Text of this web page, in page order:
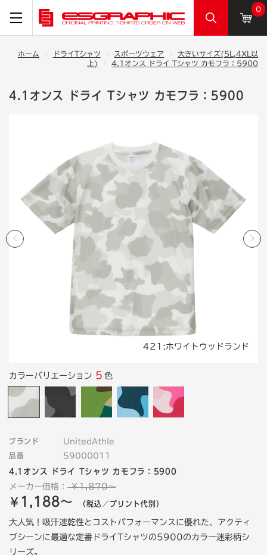
0
ホーム ドライTシャツ スポーツウェア
大きいサイズ(5L,4XL以
上)
4.1オンス ドライ Tシャツ カモフラ：5900
4.1オンス ドライ Tシャツ カモフラ：5900
421:ホワイトウッドランド
カラーバリエーション 5 色
ブランド
UnitedAthle
品番
59000011
4.1オンス ドライ Tシャツ カモフラ：5900
メーカー価格： ￥1,870～
￥ 1,188～ （税込／プリント代別）
大人気！吸汗速乾性とコストパフォーマンスに優れた、アクティ
ブシーンに最適な定番ドライTシャツの5900のカラー迷彩柄シ
リーズ。